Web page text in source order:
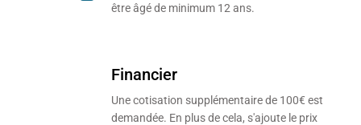
être âgé de minimum 12 ans.
Financier
Une cotisation supplémentaire de 100€ est
demandée. En plus de cela, s'ajoute le prix